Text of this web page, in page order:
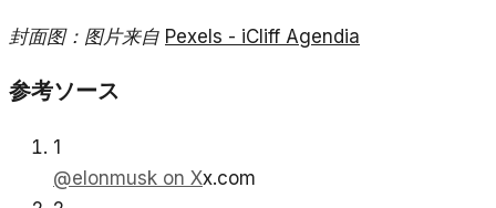
封面图：图片来自 Pexels - iCliff Agendia
参考ソース
1
@elonmusk on Xx.com